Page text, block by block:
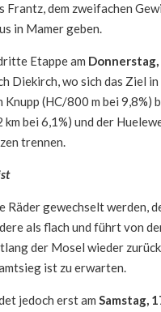
dem zweifachen
in Mamer geben.
Etappe am
Diekirch, wo sich das Ziel
(HC/800 m bei
bei 6,1%) und der
trennen.
Räder gewechselt werden,
als flach und führt von
der Mosel wieder
ist zu erwarten.
jedoch erst am Samstag,